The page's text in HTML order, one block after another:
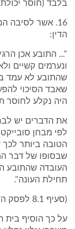
בלבד (חוסר
16. אשר לסיבה
הדין:
"... התובע אכן
ונערמים קשיים
שהתובע לא עמד
שאבד הסיכוי
היה נקלע לחוסר
לפי מבחן
הטובה ביותר
שבסופו של דבר
העובדה שהתובע
תחילת העונה".
(סעיף 8.1 לפסק הדין).
על כך הוסיף בית